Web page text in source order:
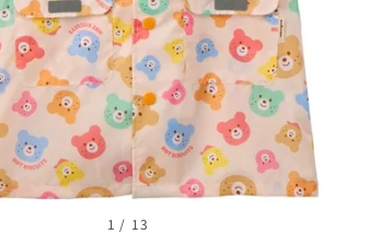
1 / 13